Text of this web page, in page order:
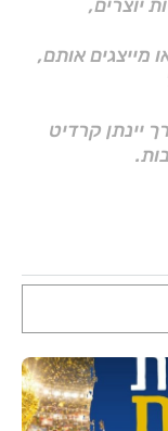
זכויות יוצרים,
מייצגים אותם,
יינתן קרדיט